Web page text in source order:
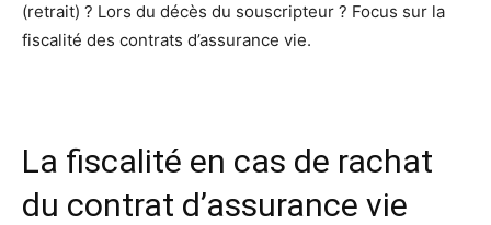
(retrait) ? Lors du décès du souscripteur ? Focus sur la
fiscalité des contrats d’assurance vie.
La fiscalité en cas de rachat
du contrat d’assurance vie